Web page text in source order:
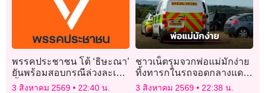
พรรคประชาชน โต้ ‘ธิษะณา’
ยันพร้อมสอบกรณีล่วงละเมิด
ชี้ผู้ร้องเคยขอไม่ให้ดำเนิน
3 สิงหาคม 2569 22:40 น.
ชาวเน็ตรุมจวกพ่อแม่มักง่าย
ทิ้งทารกในรถจอดกลางแดด
ร้อนจัดขณะเดินชอปปิงตลาด
3 สิงหาคม 2569 22:38 น.